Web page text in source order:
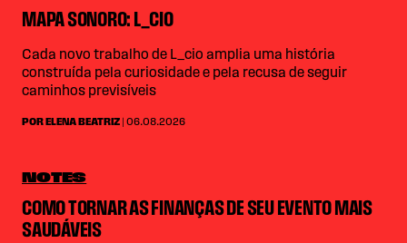
MAPA SONORO: L_CIO
Cada novo trabalho de L_cio amplia uma história
construída pela curiosidade e pela recusa de seguir
caminhos previsíveis
POR ELENA BEATRIZ | 06.08.2026
NOTES
COMO TORNAR AS FINANÇAS DE SEU EVENTO MAIS
SAUDÁVEIS